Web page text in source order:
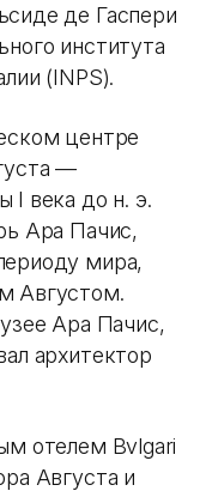
де Гаспери
института
(INPS).
центре
—
I века до н. э.
Ара Пачис,
мира,
Августом.
Ара Пачис,
архитектор
отелем Bvlgari
Августа и